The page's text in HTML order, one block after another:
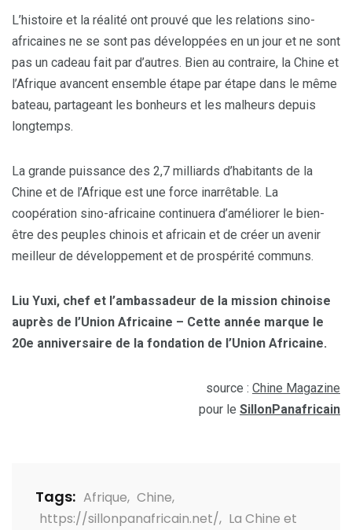
L’histoire et la réalité ont prouvé que les relations sino-
africaines ne se sont pas développées en un jour et ne sont
pas un cadeau fait par d’autres. Bien au contraire, la Chine et
l’Afrique avancent ensemble étape par étape dans le même
bateau, partageant les bonheurs et les malheurs depuis
longtemps.
La grande puissance des 2,7 milliards d’habitants de la
Chine et de l’Afrique est une force inarrêtable. La
coopération sino-africaine continuera d’améliorer le bien-
être des peuples chinois et africain et de créer un avenir
meilleur de développement et de prospérité communs.
Liu Yuxi, chef et l’ambassadeur de la mission chinoise
auprès de l’Union Africaine – Cette année marque le
20e anniversaire de la fondation de l’Union Africaine.
source : Chine Magazine
pour le SillonPanafricain
Tags: Afrique, Chine,
https://sillonpanafricain.net/, La Chine et